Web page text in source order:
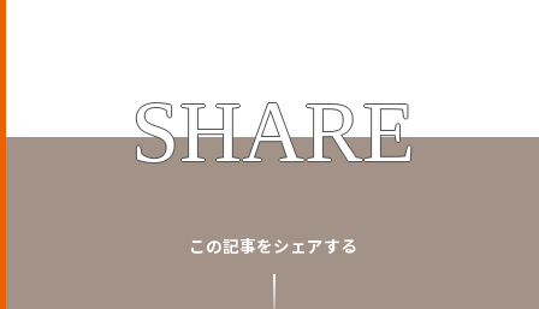
SHARE
この記事をシェアする